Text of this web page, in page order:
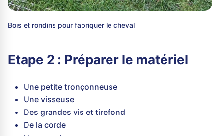
Bois et rondins pour fabriquer le cheval
Etape 2 : Préparer le matériel
Une petite tronçonneuse
Une visseuse
Des grandes vis et tirefond
De la corde